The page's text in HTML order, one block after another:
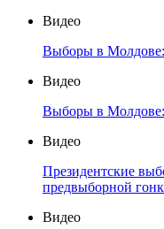
Видео
Выборы в
Видео
Выборы в Молдове:
Видео
Президентские
предвыборной
Видео